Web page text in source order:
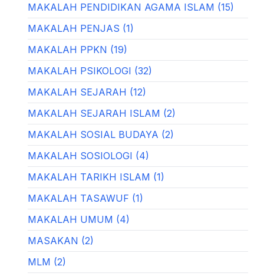
MAKALAH PENDIDIKAN AGAMA ISLAM (15)
MAKALAH PENJAS (1)
MAKALAH PPKN (19)
MAKALAH PSIKOLOGI (32)
MAKALAH SEJARAH (12)
MAKALAH SEJARAH ISLAM (2)
MAKALAH SOSIAL BUDAYA (2)
MAKALAH SOSIOLOGI (4)
MAKALAH TARIKH ISLAM (1)
MAKALAH TASAWUF (1)
MAKALAH UMUM (4)
MASAKAN (2)
MLM (2)